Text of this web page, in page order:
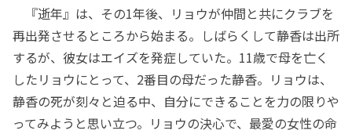
『逝年』は、その1年後、リョウが仲間と共にクラブを
再出発させるところから始まる。しばらくして静香は出所
するが、彼女はエイズを発症していた。11歳で母を亡く
したリョウにとって、2番目の母だった静香。リョウは、
静香の死が刻々と迫る中、自分にできることを力の限りや
ってみようと思い立つ。リョウの決心で、最愛の女性の命